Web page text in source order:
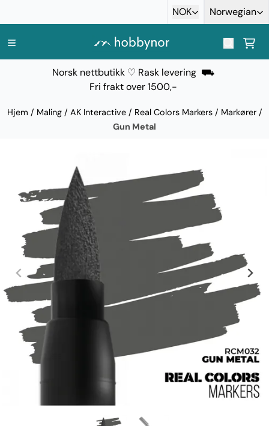
NOK Norwegian
Norsk nettbutikk ♡ Rask levering ⛟
Fri frakt over 1500,-
Hjem / Maling / AK Interactive / Real Colors Markers / Markører /
Gun Metal